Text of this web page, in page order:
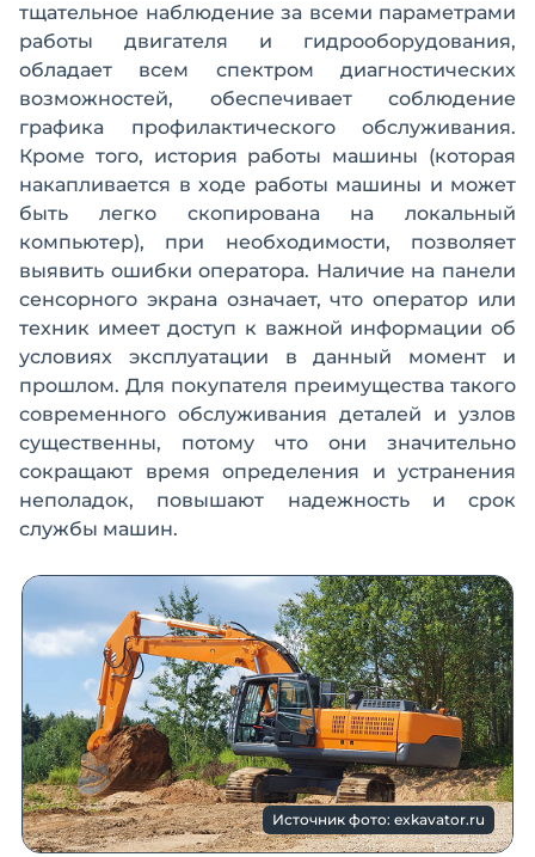
тщательное наблюдение за всеми параметрами
работы двигателя и гидрооборудования,
обладает всем спектром диагностических
возможностей, обеспечивает соблюдение
графика профилактического обслуживания.
Кроме того, история работы машины (которая
накапливается в ходе работы машины и может
быть легко скопирована на локальный
компьютер), при необходимости, позволяет
выявить ошибки оператора. Наличие на панели
сенсорного экрана означает, что оператор или
техник имеет доступ к важной информации об
условиях эксплуатации в данный момент и
прошлом. Для покупателя преимущества такого
современного обслуживания деталей и узлов
существенны, потому что они значительно
сокращают время определения и устранения
неполадок, повышают надежность и срок
службы машин.
Источник фото: exkavator.ru